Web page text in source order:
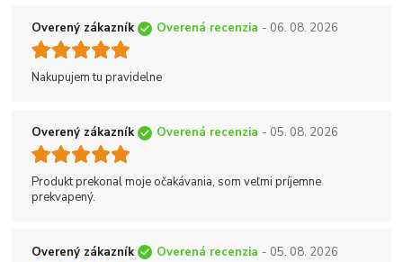
Overený zákazník Overená recenzia - 06. 08. 2026
Nakupujem tu pravidelne
Overený zákazník Overená recenzia - 05. 08. 2026
Produkt prekonal moje očakávania, som veľmi príjemne
prekvapený.
Overený zákazník Overená recenzia - 05. 08. 2026